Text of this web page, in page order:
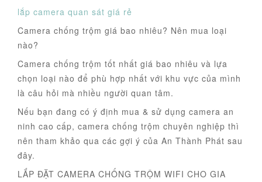
lắp camera quan sát giá rẻ
Camera chống trộm giá bao nhiêu? Nên mua loại
nào?
Camera chống trộm tốt nhất giá bao nhiêu và lựa
chọn loại nào để phù hợp nhất với khu vực của mình
là câu hỏi mà nhiều người quan tâm.
Nếu bạn đang có ý định mua & sử dụng camera an
ninh cao cấp, camera chống trộm chuyên nghiệp thì
nên tham khảo qua các gợi ý của An Thành Phát sau
đây.
LẮP ĐẶT CAMERA CHỐNG TRỘM WIFI CHO GIA